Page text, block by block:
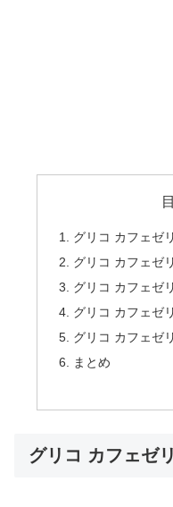
グリコ カフェゼ
グリコ カフェゼ
グリコ カフェゼ
グリコ カフェゼ
グリコ カフェゼ
まとめ
グリコ カフェゼ